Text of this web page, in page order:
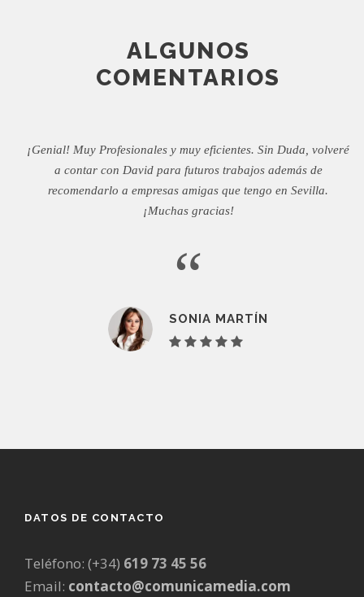
ALGUNOS
COMENTARIOS
¡Genial! Muy Profesionales y muy eficientes. Sin Duda, volveré
a contar con David para futuros trabajos además de
recomendarlo a empresas amigas que tengo en Sevilla.
¡Muchas gracias!
“
SONIA MARTÍN
DATOS DE CONTACTO
Teléfono: (+34) 619 73 45 56
Email: contacto@comunicamedia.com